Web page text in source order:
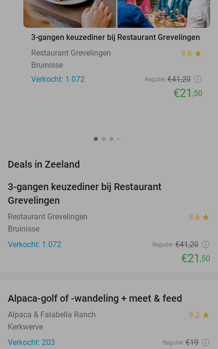
favorite_border
3-gangen keuzediner bij Restaurant Grevelingen
Restaurant Grevelingen
9.6 star
Bruinisse
Verkocht: 1.072
Regulier €41,20
€21 ,50
Deals in Zeeland
3-gangen keuzediner bij Restaurant
Grevelingen
Restaurant Grevelingen 9.6 star
Bruinisse
Verkocht: 1.072
Regulier €41,20
€21 ,50
Alpaca-golf of -wandeling + meet & feed
Alpaca & Falabella Ranch 9.2 star
Kerkwerve
Verkocht: 203
Regulier €19